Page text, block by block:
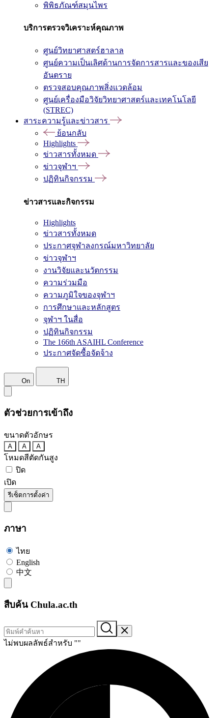
พิพิธภัณฑ์สมุนไพร
บริการตรวจวิเคราะห์คุณภาพ
ศูนย์วิทยาศาสตร์ฮาลาล
ศูนย์ความเป็นเลิศด้านการจัดการสารและของเสีย
อันตราย
ตรวจสอบคุณภาพสิ่งแวดล้อม
ศูนย์เครื่องมือวิจัยวิทยาศาสตร์และเทคโนโลยี
(STREC)
สาระความรู้และข่าวสาร
ย้อนกลับ
Highlights
ข่าวสารทั้งหมด
ข่าวจุฬาฯ
ปฏิทินกิจกรรม
ข่าวสารและกิจกรรม
Highlights
ข่าวสารทั้งหมด
ประกาศจุฬาลงกรณ์มหาวิทยาลัย
ข่าวจุฬาฯ
งานวิจัยและนวัตกรรม
ความร่วมมือ
ความภูมิใจของจุฬาฯ
การศึกษาและหลักสูตร
จุฬาฯ ในสื่อ
ปฏิทินกิจกรรม
The 166th ASAIHL Conference
ประกาศจัดซื้อจัดจ้าง
On TH
ตัวช่วยการเข้าถึง
ขนาดตัวอักษร
A A A
โหมดสีตัดกันสูง
ปิด
เปิด
รีเซ็ตการตั้งค่า
ภาษา
ไทย
English
中文
สืบค้น Chula.ac.th
ไม่พบผลลัพธ์สำหรับ ""